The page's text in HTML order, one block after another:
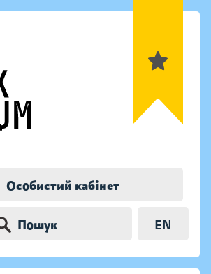
Особистий кабінет
Пошук EN